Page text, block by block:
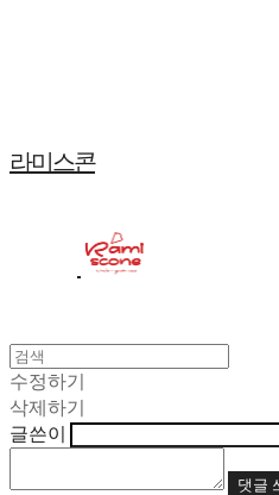
라미스콘
수정하기
삭제하기
글쓴이
댓글